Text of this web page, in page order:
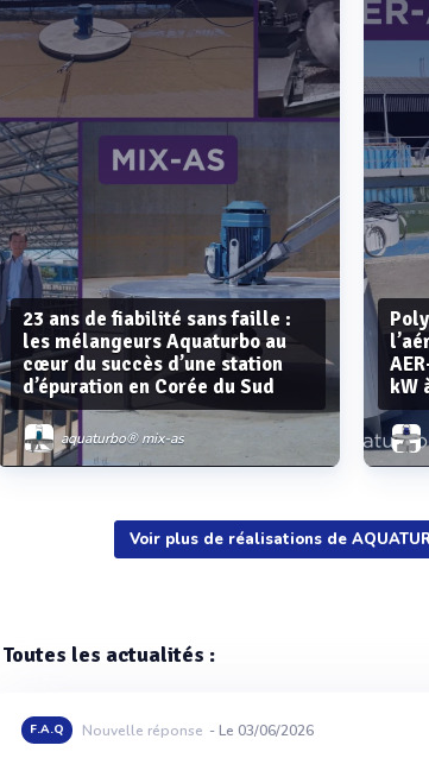
23 ans de fiabilité sans faille :
les mélangeurs Aquaturbo au
cœur du succès d’une station
d’épuration en Corée du Sud
aquaturbo® mix-as
Voir plus
kW
Voir plus de réalisations de
Toutes les actualités :
F.A.Q Nouvelle réponse - Le 03/06/2026